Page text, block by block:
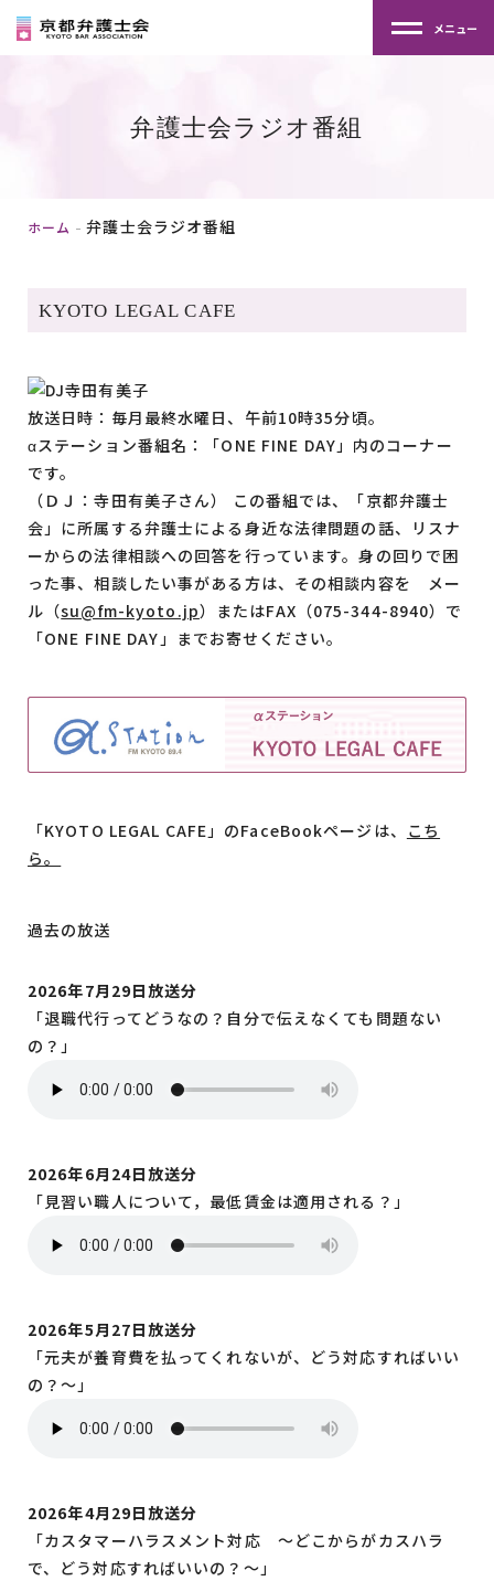
メニュー
弁護士会ラジオ番組
ホーム 弁護士会ラジオ番組
KYOTO LEGAL CAFE
放送日時：毎月最終水曜日、午前10時35分頃。
αステーション番組名：「ONE FINE DAY」内のコーナー
です。
（ＤＪ：寺田有美子さん） この番組では、「京都弁護士
会」に所属する弁護士による身近な法律問題の話、リスナ
ーからの法律相談への回答を行っています。身の回りで困
った事、相談したい事がある方は、その相談内容を メー
ル（su@fm-kyoto.jp）またはFAX（075-344-8940）で
「ONE FINE DAY」までお寄せください。
「KYOTO LEGAL CAFE」のFaceBookページは、 こち
ら。
過去の放送
2026年7月29日放送分
「退職代行ってどうなの？自分で伝えなくても問題ない
の？」
2026年6月24日放送分
「見習い職人について，最低賃金は適用される？」
2026年5月27日放送分
「元夫が養育費を払ってくれないが、どう対応すればいい
の？～」
2026年4月29日放送分
「カスタマーハラスメント対応 ～どこからがカスハラ
で、どう対応すればいいの？～」